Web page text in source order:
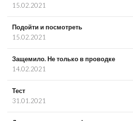
15.02.2021
Подойти и посмотреть
15.02.2021
Защемило. Не только в проводке
14.02.2021
Тест
31.01.2021